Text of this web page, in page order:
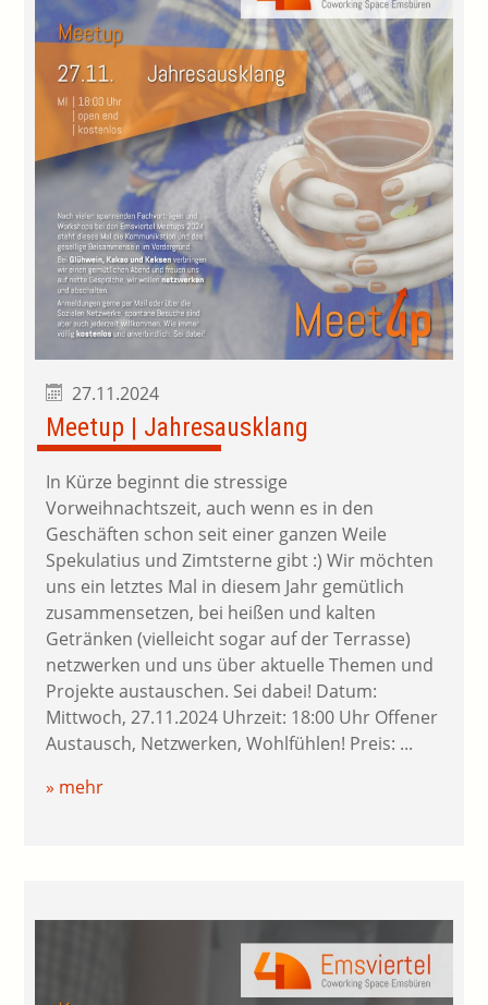
27.11.2024
Meetup | Jahresausklang
In Kürze beginnt die stressige
Vorweihnachtszeit, auch wenn es in den
Geschäften schon seit einer ganzen Weile
Spekulatius und Zimtsterne gibt :) Wir möchten
uns ein letztes Mal in diesem Jahr gemütlich
zusammensetzen, bei heißen und kalten
Getränken (vielleicht sogar auf der Terrasse)
netzwerken und uns über aktuelle Themen und
Projekte austauschen. Sei dabei! Datum:
Mittwoch, 27.11.2024 Uhrzeit: 18:00 Uhr Offener
Austausch, Netzwerken, Wohlfühlen! Preis: ...
» mehr